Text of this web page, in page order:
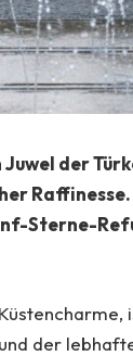
der
Sterne-
der